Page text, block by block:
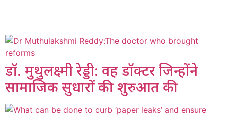
डॉ. मुथुलक्ष्मी रेड्डी: वह डॉक्टर जिन्होंने
सामाजिक सुधारों की शुरुआत की